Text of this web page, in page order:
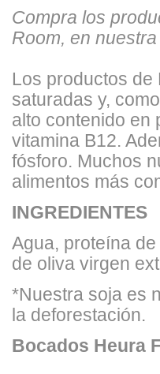
Compra los
Room, en
Los productos
saturadas y,
alto contenido en
vitamina B12.
fósforo. Muchos
alimentos más
INGREDIENTES
Agua, proteína
de oliva virgen
*Nuestra soja es
la deforestación.
Bocados Heura